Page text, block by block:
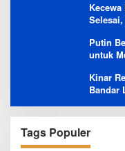
Sales
Putin
untuk
Kinar
Bandar
Tags Populer